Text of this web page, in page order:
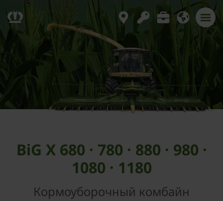
BiG X 680 · 780 · 880 · 980 ·
1080 · 1180
Кормоуборочный комбайн